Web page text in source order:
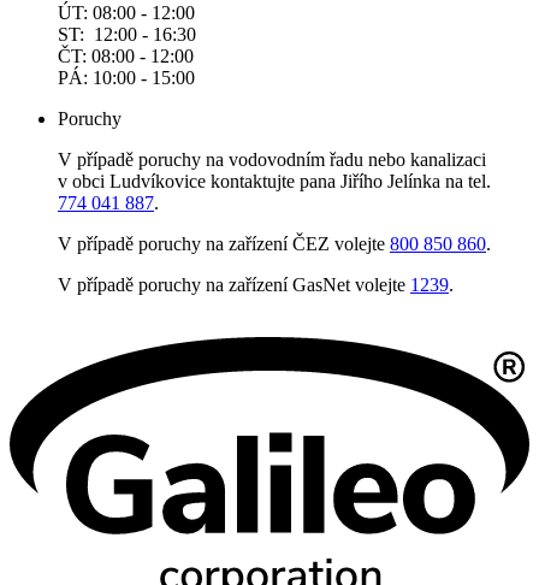
ÚT: 08:00 - 12:00
ST: 12:00 - 16:30
ČT: 08:00 - 12:00
PÁ: 10:00 - 15:00
Poruchy
V případě poruchy na vodovodním řadu nebo kanalizaci
v obci Ludvíkovice kontaktujte pana Jiřího Jelínka na tel.
774 041 887.
V případě poruchy na zařízení ČEZ volejte 800 850 860.
V případě poruchy na zařízení GasNet volejte 1239.